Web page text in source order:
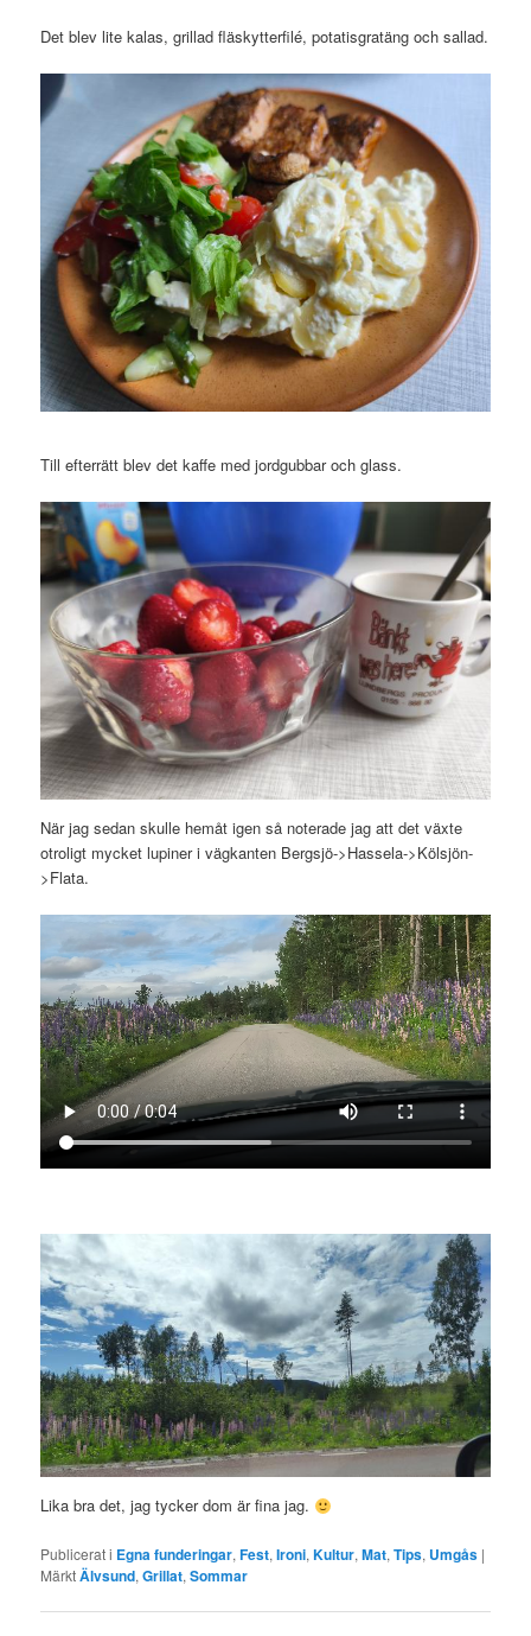
Det blev lite kalas, grillad fläskytterfilé, potatisgratäng och sallad.
Till efterrätt blev det kaffe med jordgubbar och glass.
När jag sedan skulle hemåt igen så noterade jag att det växte
otroligt mycket lupiner i vägkanten Bergsjö->Hassela->Kölsjön-
>Flata.
Lika bra det, jag tycker dom är fina jag.
Publicerat i Egna funderingar,Fest,Ironi,Kultur,Mat,Tips, Umgås |
MärktÄlvsund,Grillat,Sommar